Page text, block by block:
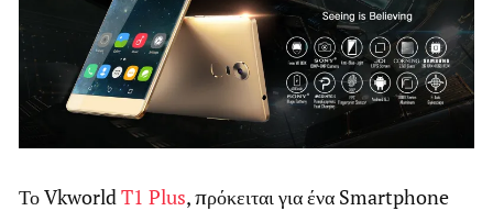
Το VkworldT1 Plus, πρόκειται για ένα Smartphone